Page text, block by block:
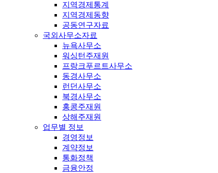
지역경제통계
지역경제동향
공동연구자료
국외사무소자료
뉴욕사무소
워싱턴주재원
프랑크푸르트사무소
동경사무소
런던사무소
북경사무소
홍콩주재원
상해주재원
업무별 정보
경영정보
계약정보
통화정책
금융안정